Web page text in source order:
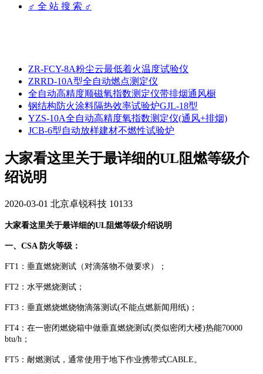
♂ 全 站 搜 索 ♂
ZR-FCY-8A粉尘云最低着火温度试验仪
ZRRD-10A型全自动燃点测定仪
全自动高精度顺磁氧指数测定仪带排烟通风橱
钢结构防火涂料隔热效率试验炉GJL-18型
YZS-10A全自动高精度氧指数测定仪(通风+排烟)
JCB-6型自动放样建材不燃性试验炉
大家看这里关于最详细的UL阻燃等级介
绍说明
2020-03-01 北京卓锐科技 10133
大家看这里关于最详细的UL阻燃等级介绍说明
一、CSA 防火等级：
FT1：垂直燃烧测试（对滴落物不做要求）；
FT2：水平燃烧测试；
FT3：垂直燃烧燃烧物滴落测试(不能点燃新闻用纸)；
FT4：在一密闭燃烧箱中做垂直燃烧测试(类似密闭大楼)热能70000
btu/h；
FT5：耐燃测试，通常使用于地下作业携带式CABLE。